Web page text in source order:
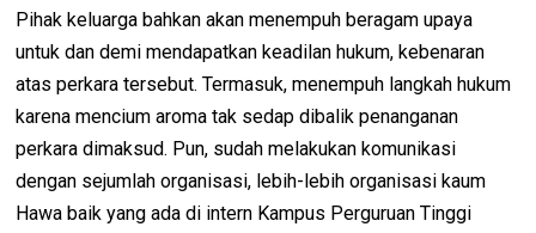
Pihak keluarga bahkan akan menempuh beragam upaya
untuk dan demi mendapatkan keadilan hukum, kebenaran
atas perkara tersebut. Termasuk, menempuh langkah hukum
karena mencium aroma tak sedap dibalik penanganan
perkara dimaksud. Pun, sudah melakukan komunikasi
dengan sejumlah organisasi, lebih-lebih organisasi kaum
Hawa baik yang ada di intern Kampus Perguruan Tinggi